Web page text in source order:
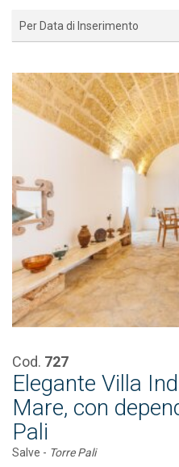
Per Data di Inserimento
Cod. 727
Elegante Villa
Mare, con
Pali
Salve - Torre Pali